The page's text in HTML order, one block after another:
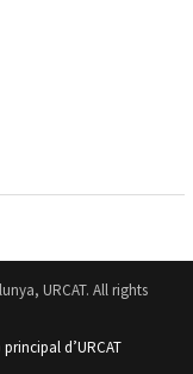
URCAT. All rights
principal d’URCAT